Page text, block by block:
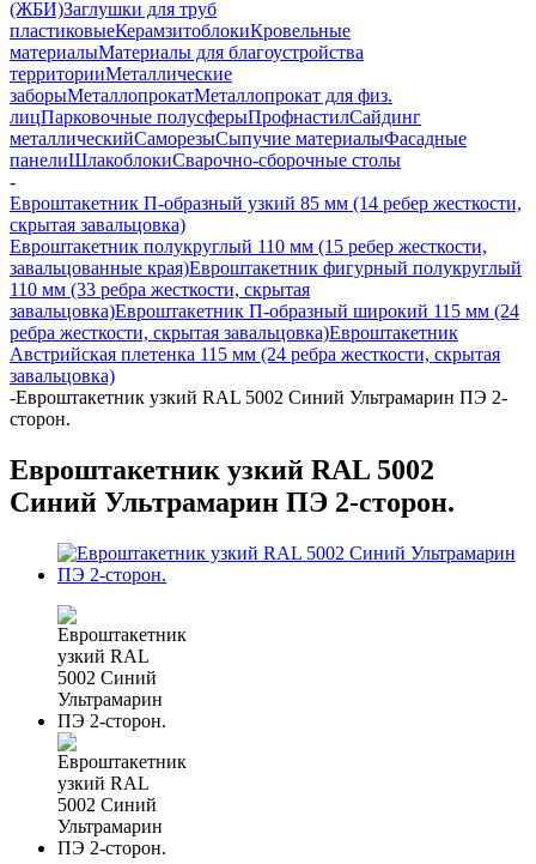
(ЖБИ)Заглушки для труб
пластиковыеКерамзитоблокиКровельные
материалыМатериалы для благоустройства
территорииМеталлические
заборыМеталлопрокатМеталлопрокат для физ.
лицПарковочные полусферыПрофнастилСайдинг
металлическийСаморезыСыпучие материалыФасадные
панелиШлакоблокиСварочно-сборочные столы
-
Евроштакетник П-образный узкий 85 мм (14 ребер жесткости,
скрытая завальцовка)
Евроштакетник полукруглый 110 мм (15 ребер жесткости,
завальцованные края)Евроштакетник фигурный полукруглый
110 мм (33 ребра жесткости, скрытая
завальцовка)Евроштакетник П-образный широкий 115 мм (24
ребра жесткости, скрытая завальцовка)Евроштакетник
Австрийская плетенка 115 мм (24 ребра жесткости, скрытая
завальцовка)
-Евроштакетник узкий RAL 5002 Синий Ультрамарин ПЭ 2-
сторон.
Евроштакетник узкий RAL 5002
Синий Ультрамарин ПЭ 2-сторон.